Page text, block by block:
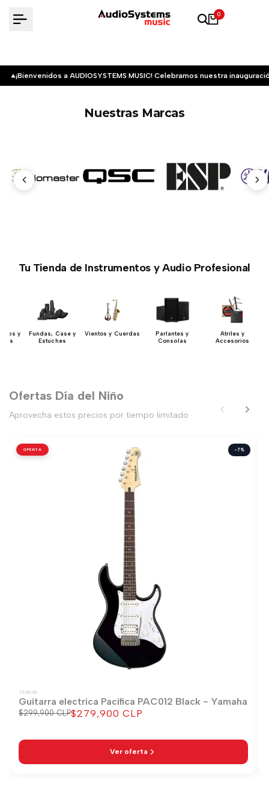
0
¡Bienvenidos a AUDIOSYSTEMS MUSIC! Celebramos nuestra
Nuestras Marcas
Tu Tienda de Instrumentos y Audio Profesional
y
Fundas, Case y
Estuches
Vientos y Cuerdas
Parlantes y
Consolas
Atriles y
Accesorios
Ofertas Día del Niño
Aprovecha estos precios por tiempo limitado
OFERTA -7%
YAMAHA
Guitarra electrica Pacifica PAC012 Black - Yamaha
Precio
$299,900 CLPPrecio
$279,900 CLP
Ver oferta